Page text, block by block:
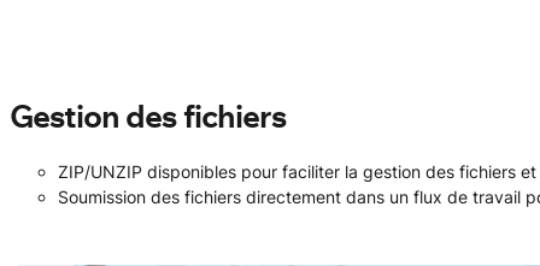
Gestion des fichiers
ZIP/UNZIP disponibles pour faciliter la gestion des fichiers
Soumission des fichiers directement dans un flux de travail